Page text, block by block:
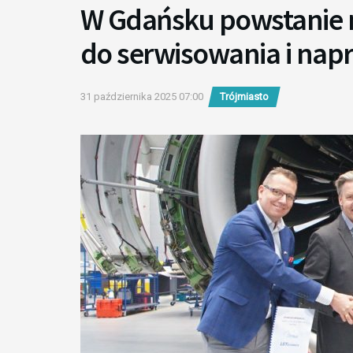
W Gdańsku
do serwisowania i
31 października 2025 07:00 Trójmiasto